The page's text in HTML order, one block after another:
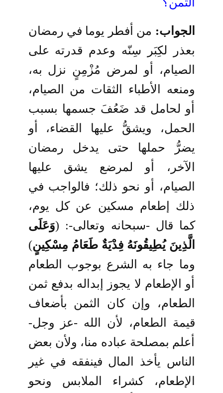
الجواب: من أفطر يوما في رمضان
بعذر لكِبَر سِنّه وعدم قدرته على
الصيام، أو لمرض مُزْمِنٍ نزل به،
ومنعه الأطباء الثقات من الصيام،
أو لحامل قد ضَعُفَ جسمها بسبب
الحمل، ويشقُّ عليها القضاء، أو
يضرُّ حملها حتى يدخل رمضان
الآخر، أو لمرضع يشق عليها
الصيام، أو نحو ذلك؛ فالواجب في
ذلك إطعام مسكين عن كل يوم،
كما قال -سبحانه وتعالى-: (وَعَلَى
الَّذِينَ يُطِيقُونَهُ فِدْيَةٌ طَعَامُ مِسْكِينٍ)
وما جاء به الشرع بوجوب الطعام
أو الإطعام لا يجوز إبداله بدفع ثمن
الطعام، وإن كان الثمن بأضعاف
قيمة الطعام، لأن الله -عز وجل-
أعلم بمصلحة عباده منا، ولأن بعض
الناس يأخذ المال فينفقه في غير
الإطعام، كشراء الملابس ونحو